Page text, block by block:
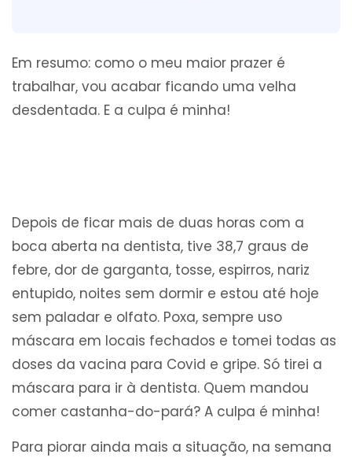
Em resumo: como o meu maior prazer é
trabalhar, vou acabar ficando uma velha
desdentada. E a culpa é minha!
Depois de ficar mais de duas horas com a
boca aberta na dentista, tive 38,7 graus de
febre, dor de garganta, tosse, espirros, nariz
entupido, noites sem dormir e estou até hoje
sem paladar e olfato. Poxa, sempre uso
máscara em locais fechados e tomei todas as
doses da vacina para Covid e gripe. Só tirei a
máscara para ir à dentista. Quem mandou
comer castanha-do-pará? A culpa é minha!
Para piorar ainda mais a situação, na semana